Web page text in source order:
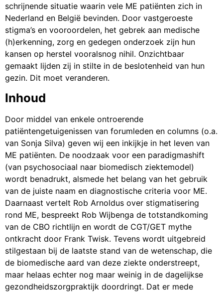
schrijnende situatie waarin vele ME patiënten zich in
Nederland en België bevinden. Door vastgeroeste
stigma’s en vooroordelen, het gebrek aan medische
(h)erkenning, zorg en gedegen onderzoek zijn hun
kansen op herstel vooralsnog nihil. Onzichtbaar
gemaakt lijden zij in stilte in de beslotenheid van hun
gezin. Dit moet veranderen.
Inhoud
Door middel van enkele ontroerende
patiëntengetuigenissen van forumleden en columns (o.a.
van Sonja Silva) geven wij een inkijkje in het leven van
ME patiënten. De noodzaak voor een paradigmashift
(van psychosociaal naar biomedisch ziektemodel)
wordt benadrukt, alsmede het belang van het gebruik
van de juiste naam en diagnostische criteria voor ME.
Daarnaast vertelt Rob Arnoldus over stigmatisering
rond ME, bespreekt Rob Wijbenga de totstandkoming
van de CBO richtlijn en wordt de CGT/GET mythe
ontkracht door Frank Twisk. Tevens wordt uitgebreid
stilgestaan bij de laatste stand van de wetenschap, die
de biomedische aard van deze ziekte onderstreept,
maar helaas echter nog maar weinig in de dagelijkse
gezondheidszorgpraktijk doordringt. Dat er mede